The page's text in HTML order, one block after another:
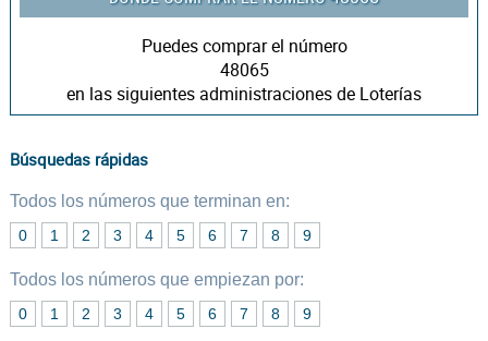
Puedes comprar el número
48065
en las siguientes administraciones de Loterías
Búsquedas rápidas
Todos los números que terminan en:
0 1 2 3 4 5 6 7 8 9
Todos los números que empiezan por:
0 1 2 3 4 5 6 7 8 9